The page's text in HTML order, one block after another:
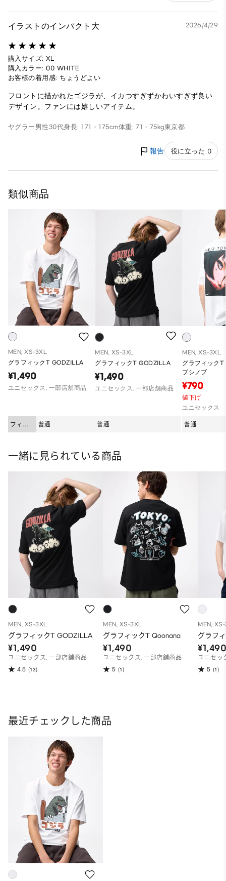
イラストのインパクト大 2026/4/29
購入サイズ: XL
購入カラー: 00 WHITE
お客様の着用感: ちょうどよい
フロントに描かれたゴジラが、イカつすぎずかわいすぎず良い
デザイン。ファンには嬉しいアイテム。
ヤグラー 男性30代身長: 171 - 175cm体重: 71 - 75kg東京都
報告 役に立った 0
類似商品
MEN, XS-3XL
グラフィックT GODZILLA
¥1,490
ユニセックス, 一部店舗商品
フィッ
ト
普通
MEN, XS-3XL
グラフィックT GODZILLA
¥1,490
ユニセックス, 一部店舗商品
普通
MEN, XS-3XL
グラフィックT
ブシノブ
¥790
値下げ
ユニセックス
普通
一緒に見られている商品
MEN, XS-3XL
グラフィックT GODZILLA
¥1,490
ユニセックス, 一部店舗商品
4.5 (13)
MEN, XS-3XL
グラフィックT Qoonana
¥1,490
ユニセックス, 一部店舗商品
5 (1)
MEN,
グラフ
ユニセッ
5 (1)
最近チェックした商品